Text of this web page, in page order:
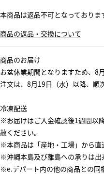
本商品は返品不可となっておりま
商品の返品・交換について
商品のお届け
お盆休業期間となりますため、8
注文は、8月19日（水）以降、順
冷凍配送
※お届けはご入金確認後1週間以
赦ください。
※本商品は「産地・工場」から直
※沖縄本島及び離島への承りは出
※e.デパート内の他の商品との同